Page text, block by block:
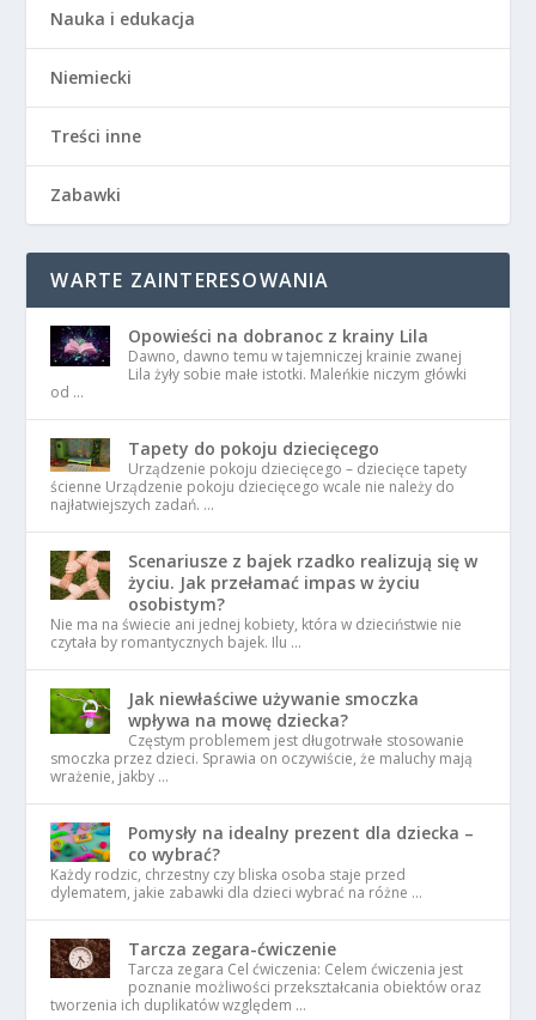
Nauka i edukacja
Niemiecki
Treści inne
Zabawki
WARTE ZAINTERESOWANIA
Opowieści na dobranoc z krainy Lila
Dawno, dawno temu w tajemniczej krainie zwanej
Lila żyły sobie małe istotki. Maleńkie niczym główki
od …
Tapety do pokoju dziecięcego
Urządzenie pokoju dziecięcego – dziecięce tapety
ścienne Urządzenie pokoju dziecięcego wcale nie należy do
najłatwiejszych zadań. …
Scenariusze z bajek rzadko realizują się w
życiu. Jak przełamać impas w życiu
osobistym?
Nie ma na świecie ani jednej kobiety, która w dzieciństwie nie
czytała by romantycznych bajek. Ilu …
Jak niewłaściwe używanie smoczka
wpływa na mowę dziecka?
Częstym problemem jest długotrwałe stosowanie
smoczka przez dzieci. Sprawia on oczywiście, że maluchy mają
wrażenie, jakby …
Pomysły na idealny prezent dla dziecka –
co wybrać?
Każdy rodzic, chrzestny czy bliska osoba staje przed
dylematem, jakie zabawki dla dzieci wybrać na różne …
Tarcza zegara-ćwiczenie
Tarcza zegara Cel ćwiczenia: Celem ćwiczenia jest
poznanie możliwości przekształcania obiektów oraz
tworzenia ich duplikatów względem …